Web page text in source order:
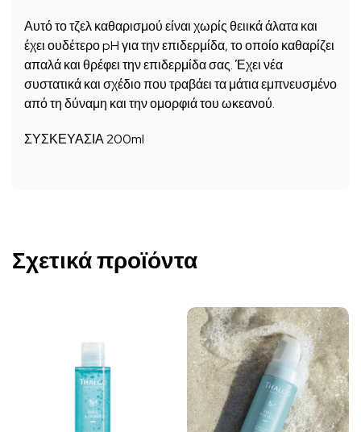
Αυτό το τζελ καθαρισμού είναι χωρίς θειικά άλατα και
έχει ουδέτερο pH για την επιδερμίδα, το οποίο καθαρίζει
απαλά και θρέφει την επιδερμίδα σας. Έχει νέα
συστατικά και σχέδιο που τραβάει τα μάτια εμπνευσμένο
από τη δύναμη και την ομορφιά του ωκεανού.
ΣΥΣΚΕΥΑΣΙΑ 200ml
Σχετικά προϊόντα